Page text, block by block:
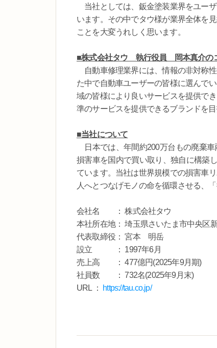
当社としては、鈑金塗装業界をユー
います。その中でタウ様が業界全体を
ことを大変うれしく思います。
■株式会社タウ 執行役員 岡本真介の
自動車修理業界には、情報の非対称
た中で自動車ユーザーの皆様に選んで
域の皆様により良いサービスを提供で
準のサービスを提供できるブランドを目
■当社について
日本では、年間約200万台もの廃棄車
損害車を国内で買い取り、独自に構築
ています。当社は世界規模での損害車
人へとつなげモノの命を循環させる、
会社名 ： 株式会社タウ
本社所在地： 埼玉県さいたま市中央区
代表取締役： 宮本 明岳
設立 ： 1997年6月
売上高 ： 477億円(2025年9月期)
社員数 ： 732名(2025年9月末)
URL ：
https://tau.co.jp/